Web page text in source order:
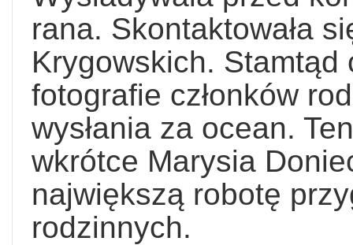
rana. Skontaktowała
Krygowskich. Stamtąd
fotografie członków
wysłania za ocean.
wkrótce Marysia
największą robotę
rodzinnych.